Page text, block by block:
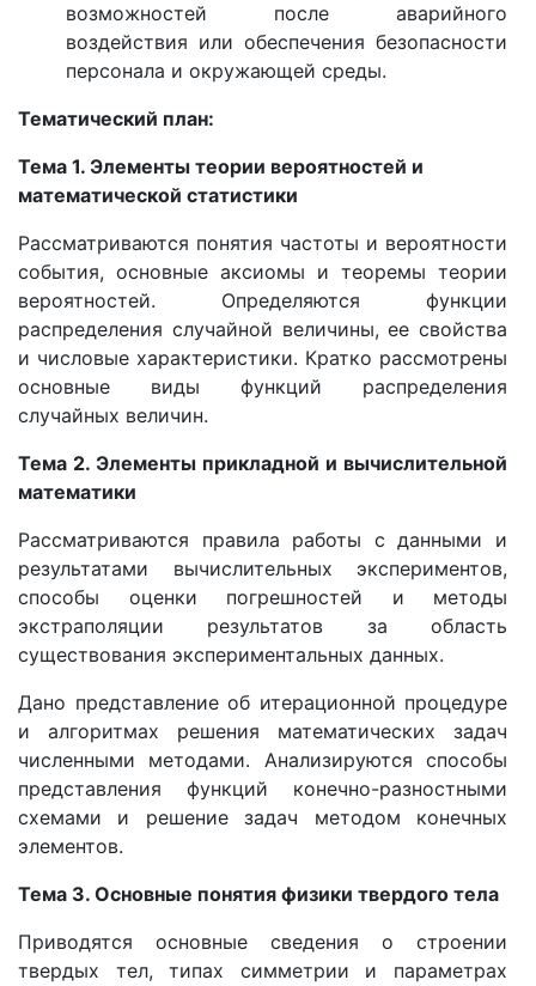
возможностей после аварийного
воздействия или обеспечения безопасности
персонала и окружающей среды.
Тематический план:
Тема 1. Элементы теории вероятностей и
математической статистики
Рассматриваются понятия частоты и вероятности
события, основные аксиомы и теоремы теории
вероятностей. Определяются функции
распределения случайной величины, ее свойства
и числовые характеристики. Кратко рассмотрены
основные виды функций распределения
случайных величин.
Тема 2. Элементы прикладной и вычислительной
математики
Рассматриваются правила работы с данными и
результатами вычислительных экспериментов,
способы оценки погрешностей и методы
экстраполяции результатов за область
существования экспериментальных данных.
Дано представление об итерационной процедуре
и алгоритмах решения математических задач
численными методами. Анализируются способы
представления функций конечно-разностными
схемами и решение задач методом конечных
элементов.
Тема 3. Основные понятия физики твердого тела
Приводятся основные сведения о строении
твердых тел, типах симметрии и параметрах